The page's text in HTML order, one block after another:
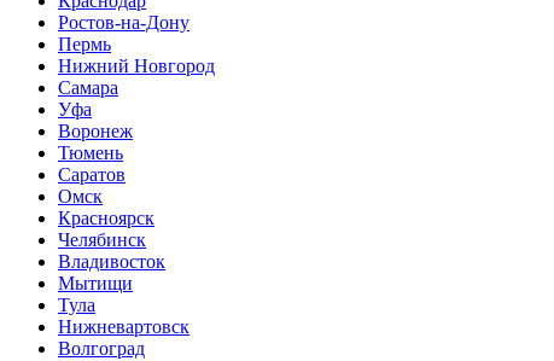
Ростов-на-Дону
Пермь
Нижний Новгород
Самара
Уфа
Воронеж
Тюмень
Саратов
Омск
Красноярск
Челябинск
Владивосток
Мытищи
Тула
Нижневартовск
Волгоград